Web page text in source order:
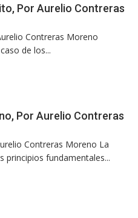
Por Aurelio Contreras
Contreras Moreno
de los...
Por Aurelio Contreras
Contreras Moreno La
principios fundamentales...